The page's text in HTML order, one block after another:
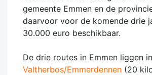
gemeente Emmen en de
daarvoor voor de komende drie
30.000 euro beschikbaar.
De drie routes in Emmen liggen
Valtherbos/Emmerdennen (20